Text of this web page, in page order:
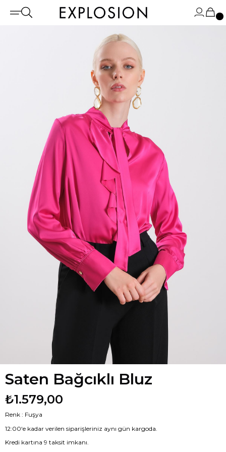
Saten Bağcıklı Bluz
₺1.579,00
Renk : Fuşya
12:00‘e kadar verilen siparişleriniz aynı gün kargoda.
Kredi kartına 9 taksit imkanı.